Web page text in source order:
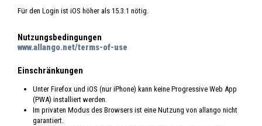
Für den Login ist iOS höher als 15.3.1 nötig.
Nutzungsbedingungen
www.allango.net/terms-of-use
Einschränkungen
Unter Firefox und iOS (nur iPhone) kann keine Progressive Web App
(PWA) installiert werden.
Im privaten Modus des Browsers ist eine Nutzung von allango nicht
garantiert.